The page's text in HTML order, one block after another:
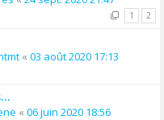
1 2
« 03 août 2020 17:13
« 06 juin 2020 18:56